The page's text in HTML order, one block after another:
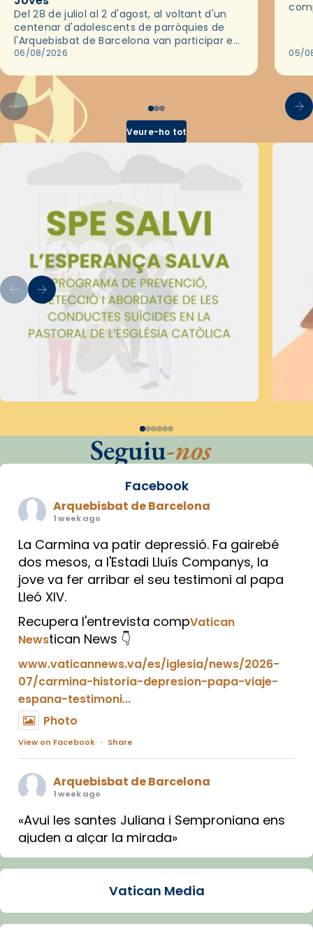
Del 28 de juliol al 2 d'agost, al voltant d'un
centenar d'adolescents de parròquies de
l'Arquebisbat de Barcelona van participar en
les convivències Be Apostle, organitzades
06/08/2026 05/
Veure-ho tot
Seguiu-nos
Facebook
Arquebisbat de Barcelona
1 week ago
La Carmina va patir depressió. Fa gairebé
dos mesos, a l'Estadi Lluís Companys, la
jove va fer arribar el seu testimoni al papa
Lleó XIV.
Recupera l'entrevista compVatican
Newstican News 👇
www.vaticannews.va/es/iglesia/news/2026-
07/carmina-historia-depresion-papa-viaje-
espana-testimoni...
Photo
View on Facebook · Share
Arquebisbat de Barcelona
1 week ago
«Avui les santes Juliana i Semproniana ens
ajuden a alçar la mirada»
Mons. Sergi Gordo, bisbe de Tortosa, ha
Santes de Mataró.
🔗tinyurl.com/cvu5jmbk
Vatican Media